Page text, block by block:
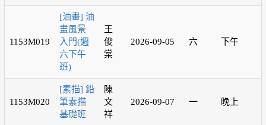
1153M019
[油畫] 油
畫風景
入門(週
六下午
班)
王
俊
棠
2026-09-05 六 下午
1153M020
[素描] 鉛
筆素描
基礎班
陳
文
祥
2026-09-07 一 晚上